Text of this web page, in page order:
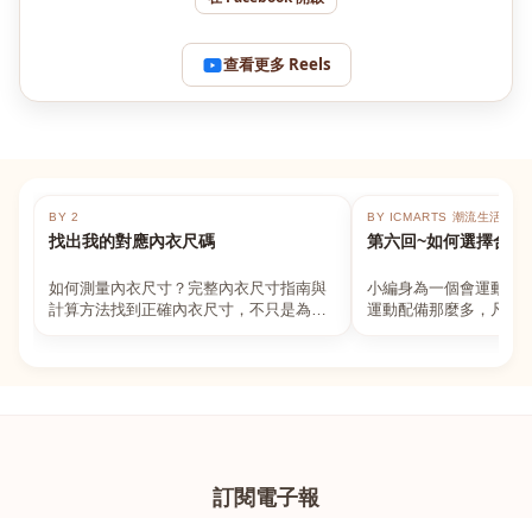
查看更多 Reels
BY 2
找出我的對應內衣尺碼
如何測量內衣尺寸？完整內衣尺寸指南與
計算方法找到正確內衣尺寸，不只是為了
BY ICMARTS 潮流生活百貨
第六回~如何選擇合適
小編身為一個會運動的
運動配備那麼多，凡舉
訂閱電子報